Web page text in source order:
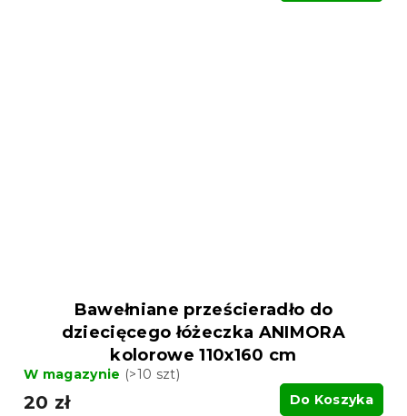
Bawełniane prześcieradło do
dziecięcego łóżeczka ANIMORA
kolorowe 110x160 cm
W magazynie (>10 szt)
20 zł Do Koszyka